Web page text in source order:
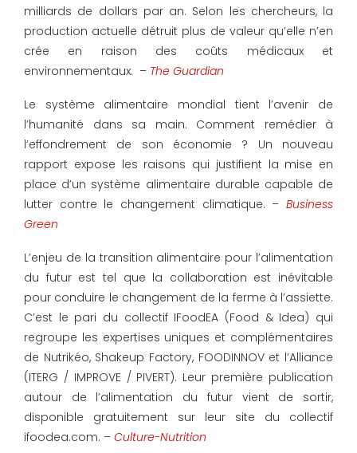
milliards de dollars par an. Selon les chercheurs, la
production actuelle détruit plus de valeur qu’elle n’en
crée en raison des coûts médicaux et
environnementaux. – The Guardian
Le système alimentaire mondial tient l’avenir de
l’humanité dans sa main. Comment remédier à
l’effondrement de son économie ? Un nouveau
rapport expose les raisons qui justifient la mise en
place d’un système alimentaire durable capable de
lutter contre le changement climatique. – Business
Green
L’enjeu de la transition alimentaire pour l’alimentation
du futur est tel que la collaboration est inévitable
pour conduire le changement de la ferme à l’assiette.
C’est le pari du collectif IFoodEA (Food & Idea) qui
regroupe les expertises uniques et complémentaires
de Nutrikéo, Shakeup Factory, FOODINNOV et l’Alliance
(ITERG / IMPROVE / PIVERT). Leur première publication
autour de l’alimentation du futur vient de sortir,
disponible gratuitement sur leur site du collectif
ifoodea.com. – Culture-Nutrition